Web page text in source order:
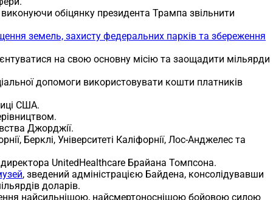
обіцянку президента Трампа звільнити
земель, захисту федеральних парків та збереження
на свою основну місію та заощадити мільярди
допомоги використовувати кошти платників
США.
Джорджії.
Берклі, Університеті Каліфорнії, Лос-Анджелес та
UnitedHealthcare Брайана Томпсона.
, зведений адміністрацією Байдена, консолідувавши
доларів.
найсильнішою, найсмертоноснішою бойовою силою